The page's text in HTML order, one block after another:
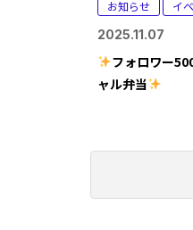
お知らせ
イ
2025.11.07
フォロワー
ャル弁当